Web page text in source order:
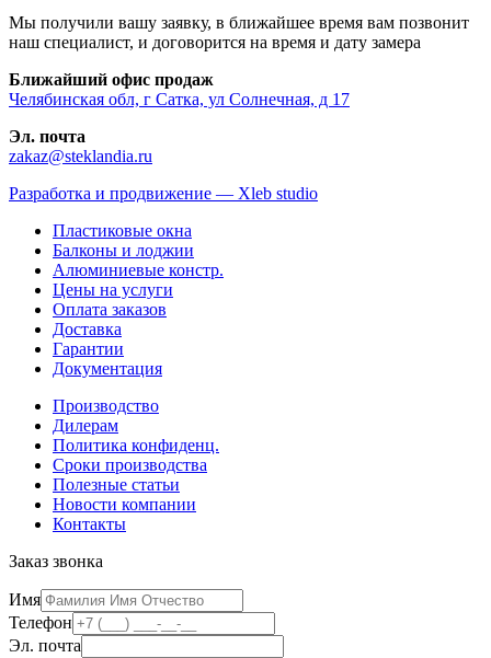
Мы получили вашу заявку, в ближайшее время вам позвонит
наш специалист, и договорится на время и дату замера
Ближайший офис продаж
Челябинская обл, г Сатка, ул Солнечная, д 17
Эл. почта
zakaz@steklandia.ru
Разработка и продвижение — Xleb studio
Пластиковые окна
Балконы и лоджии
Алюминиевые констр.
Цены на услуги
Оплата заказов
Доставка
Гарантии
Документация
Производство
Дилерам
Политика конфиденц.
Сроки производства
Полезные статьи
Новости компании
Контакты
Заказ звонка
Имя
Телефон
Эл. почта